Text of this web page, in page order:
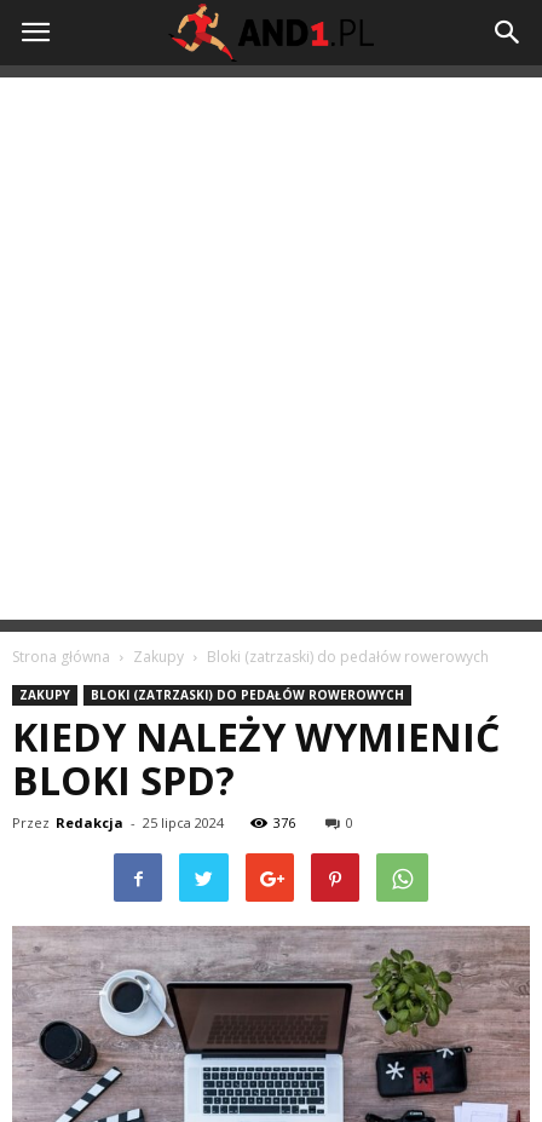
And1.pl
Strona główna Zakupy Bloki (zatrzaski) do pedałów rowerowych
ZAKUPY BLOKI (ZATRZASKI) DO PEDAŁÓW ROWEROWYCH
KIEDY NALEŻY WYMIENIĆ
BLOKI SPD?
Przez Redakcja - 25 lipca 2024 376 0